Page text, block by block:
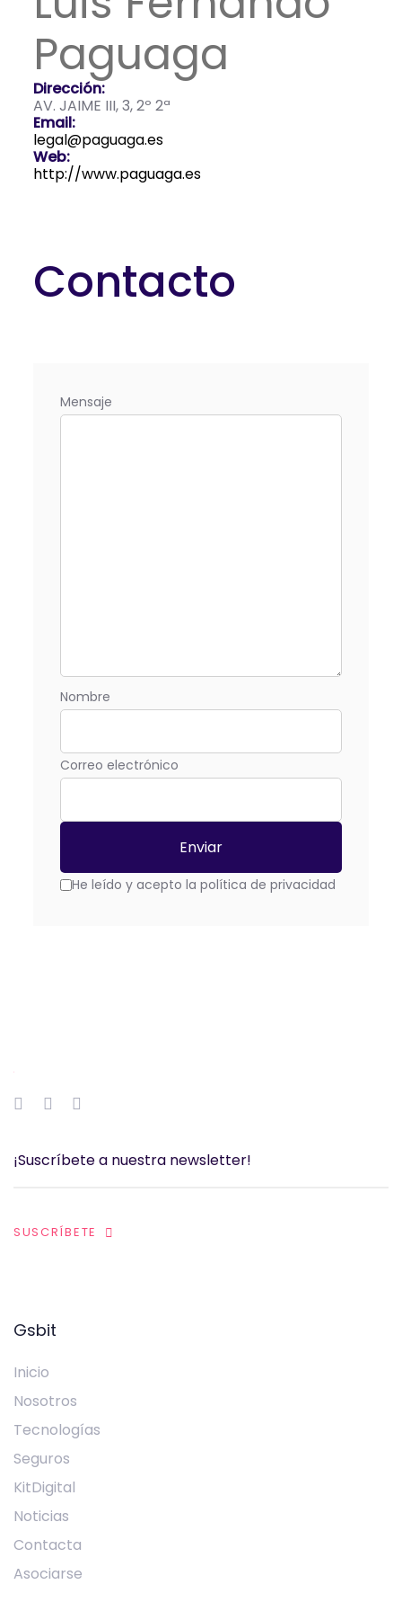
Paguaga
Dirección:
AV. JAIME III, 3, 2º 2ª
Email:
legal@paguaga.es
Web:
http://www.paguaga.es
Contacto
Nombre
Correo electrónico
He leído y acepto la política de privacidad
Mensaje
SUSCRÍBETE
Gsbit
Inicio
Nosotros
Tecnologías
Seguros
KitDigital
Noticias
Contacta
Asociarse